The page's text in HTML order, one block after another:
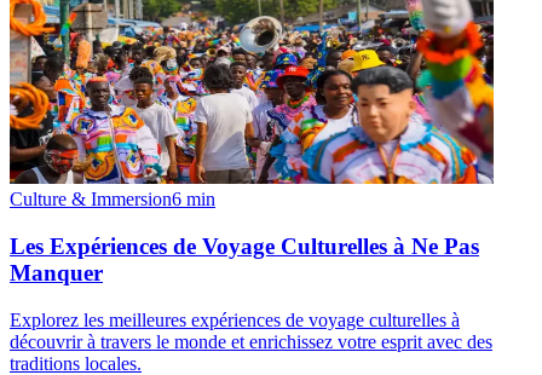
Culture & Immersion6 min
Les Expériences de Voyage Culturelles à Ne Pas
Manquer
Explorez les meilleures expériences de voyage culturelles à
découvrir à travers le monde et enrichissez votre esprit avec des
traditions locales.